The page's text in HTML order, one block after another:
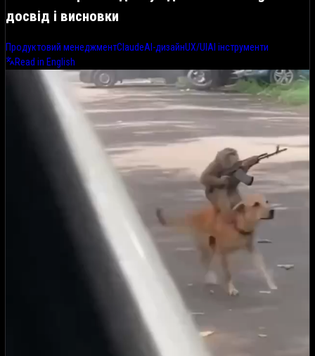
досвід і висновки
Продуктовий менеджментClaudeAI-дизайнUX/UI AI інструменти
Read in English